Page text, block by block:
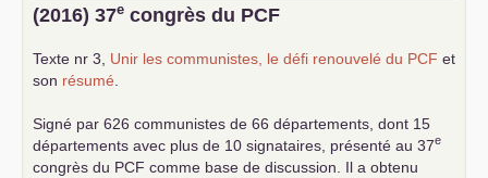
(2016) 37e congrès du PCF
Texte nr 3, Unir les communistes, le défi renouvelé du PCF et
son résumé
Signé par 626 communistes de 66 départements, dont 15
départements avec plus de 10 signataires, présenté au 37e
congrès du PCF comme base de discussion. Il a obtenu